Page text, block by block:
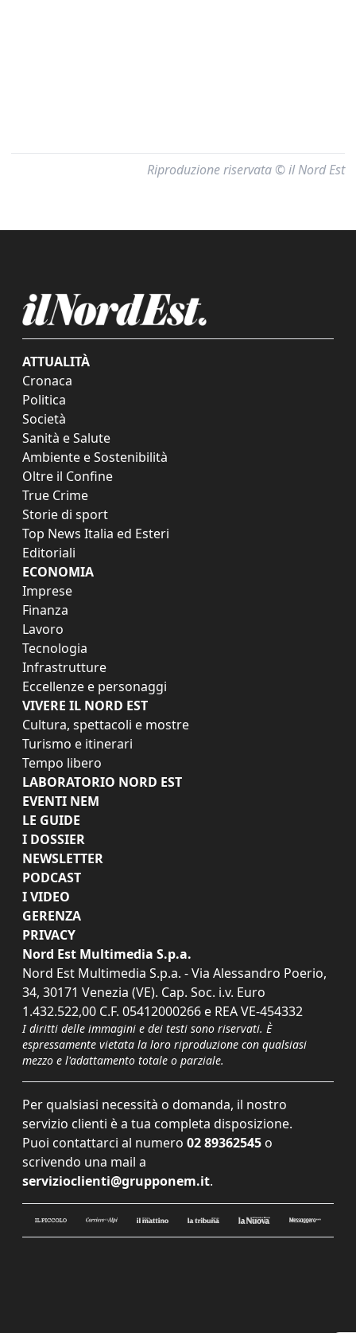
Riproduzione riservata © il Nord Est
ATTUALITÀ
Cronaca
Politica
Società
Sanità e Salute
Ambiente e Sostenibilità
Oltre il Confine
True Crime
Storie di sport
Top News Italia ed Esteri
Editoriali
ECONOMIA
Imprese
Finanza
Lavoro
Tecnologia
Infrastrutture
Eccellenze e personaggi
VIVERE IL NORD EST
Cultura, spettacoli e mostre
Turismo e itinerari
Tempo libero
LABORATORIO NORD EST
EVENTI NEM
LE GUIDE
I DOSSIER
NEWSLETTER
PODCAST
I VIDEO
GERENZA
PRIVACY
Nord Est Multimedia S.p.a.
Nord Est Multimedia S.p.a. - Via Alessandro Poerio,
34, 30171 Venezia (VE). Cap. Soc. i.v. Euro
1.432.522,00 C.F. 05412000266 e REA VE-454332
I diritti delle immagini e dei testi sono riservati. È
espressamente vietata la loro riproduzione con qualsiasi
mezzo e l'adattamento totale o parziale.
Per qualsiasi necessità o domanda, il nostro
servizio clienti è a tua completa disposizione.
Puoi contattarci al numero 02 89362545 o
scrivendo una mail a
servizioclienti@grupponem.it.